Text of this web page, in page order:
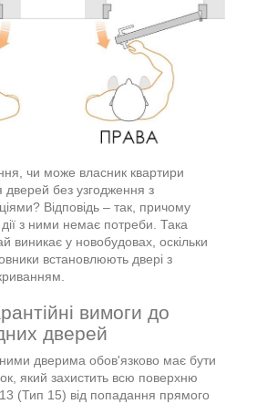
чи може власник квартири
дверей без узгодження з
Відповідь – так, причому
дії з ними немає потреби. Така
виникає у новобудовах, оскільки
встановлюють двері з
вимоги до
дверей
дверима обов'язково має бути
який захистить всю поверхню
(Тип 15) від попадання прямого